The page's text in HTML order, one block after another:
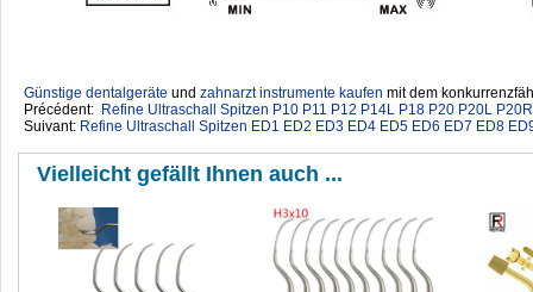
Günstige dentalgeräte ‎ und zahnarzt instrumente kaufen mit dem
Précédent: Refine Ultraschall Spitzen P10 P11 P12 P14L P18 P20 P20L
Suivant: Refine Ultraschall Spitzen ED1 ED2 ED3 ED4 ED5 ED6 ED7 ED8
Vielleicht gefällt Ihnen auch ...